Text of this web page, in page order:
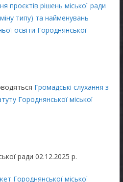
проєктів рішень міської ради
типу) та найменувань
освіти Городнянської
Громадські слухання з
Городнянської міської
ради 02.12.2025 р.
Городнянської міської